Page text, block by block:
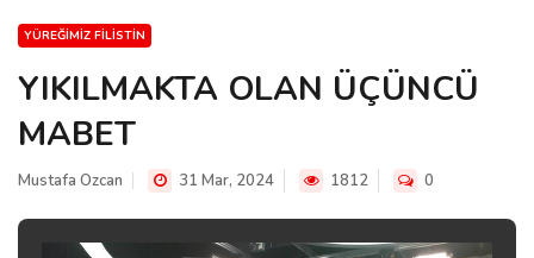
YÜREĞIMIZ FILISTIN
YIKILMAKTA OLAN ÜÇÜNCÜ
MABET
Mustafa Ozcan 31 Mar, 2024 1812 0